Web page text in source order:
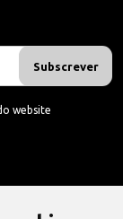
Subscrever
website